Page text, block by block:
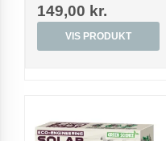
149,00 kr.
VIS PRODUKT